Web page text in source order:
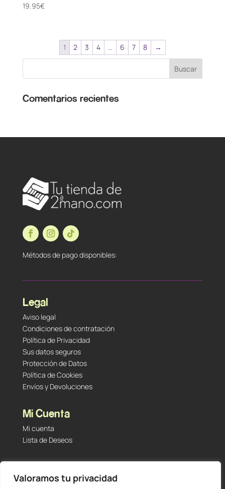
Valoramos tu privacidad
19.95€
1 2 3 4 … 6 7 8 →
Comentarios recientes
Métodos de pago disponibles:
Legal
Aviso legal
Condiciones de contratación
Política de Privacidad
Sus datos seguros
Protección de Datos
Política de Cookies
Envíos y Devoluciones
Mi Cuenta
Mi cuenta
Lista de Deseos
Tu Tienda de Segunda Mano, Sambara #101 (Madrid,